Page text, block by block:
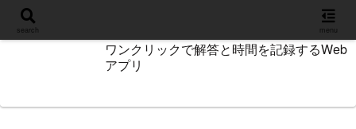
ワンクリックで解答と時間を記録するWeb
アプリ
search menu